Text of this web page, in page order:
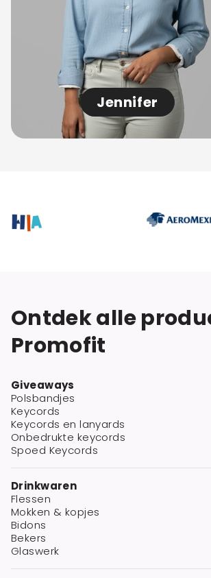
Jennifer
Ontdek alle
Promofit
Giveaways
Polsbandjes
Keycords
Keycords en lanyards
Onbedrukte keycords
Spoed Keycords
Drinkwaren
Flessen
Mokken & kopjes
Bidons
Bekers
Glaswerk